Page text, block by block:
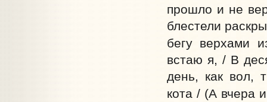
прошло и не
блестели
бегу верхами
встаю я, / В
день, как вол,
кота / (А вчера